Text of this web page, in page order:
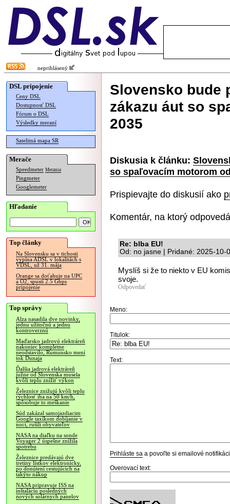
neprihlásený
DSL pripojenie
Ceny DSL
Dostupnosť DSL
Fórum o DSL
Výsledky meraní
Satelitná mapa SR
Merače
Speedmeter Merania
Pingmeter
Googlemeter
Hľadanie
Top články
Na Slovensku sa v tichosti
vypína ADSL v lokalitách s
VDSL, už 31. mája
Orange sa doťahuje na UPC
a O2, spustí 2.5 Gbps
pripojenie
Top správy
Alza nasadila dve novinky,
jednu užitočnú a jednu
kontroverznú
Maďarsko jadrovú elektráreň
nakoniec kompletne
neodstavilo, Rumunsko mení
tok Dunaja
Ďalšia jadrová elektráreň
južne od Slovenska musela
kvôli teplu znížiť výkon
Železnice znižujú kvôli teplu
rýchlosť iba na 50 km/h,
spôsobuje to meškanie
Súd zakázal samojazdiacim
Google taxíkom dobíjanie v
noci, rušili obyvateľov
NASA na diaľku na sonde
Voyager 2 úspešne znížila
spotrebu
Železnice predávajú dve
tretiny lístkov elektronicky,
po donútení cestujúcich na
takýto nákup
NASA pripravuje ISS na
inštaláciu posledných
nových solárnych panelov
Slovensko bude
zákazu áut so
2035
Diskusia k článku:
so spaľovacím motorom
Prispievajte do diskusií ako
Komentár, na ktorý
Re: blba EU!
Od: no jasne | Pridané: 2025-10-
Myslíš si že to niekto v EU
svoje.
Odpovedať
Meno:
Titulok:
Text:
Prihláste sa a povoľte si emailové
Overovací text: